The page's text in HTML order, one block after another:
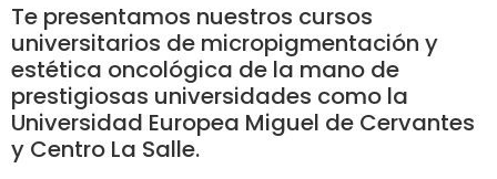
Te presentamos nuestros cursos
universitarios de micropigmentación y
estética oncológica de la mano de
prestigiosas universidades como la
Universidad Europea Miguel de Cervantes
y Centro La Salle.